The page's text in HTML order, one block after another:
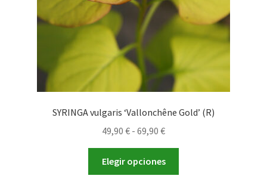
SYRINGA vulgaris ‘Vallonchêne Gold’ (R)
49,90 € - 69,90 €Rango
de
precios:
desde
Elegir opciones